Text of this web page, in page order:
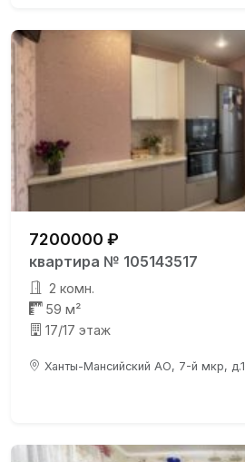
7200000 ₽
квартира № 105143517
2 комн.
59 м²
17/17 этаж
Ханты-Мансийский АО, 7-й мкр, д.1